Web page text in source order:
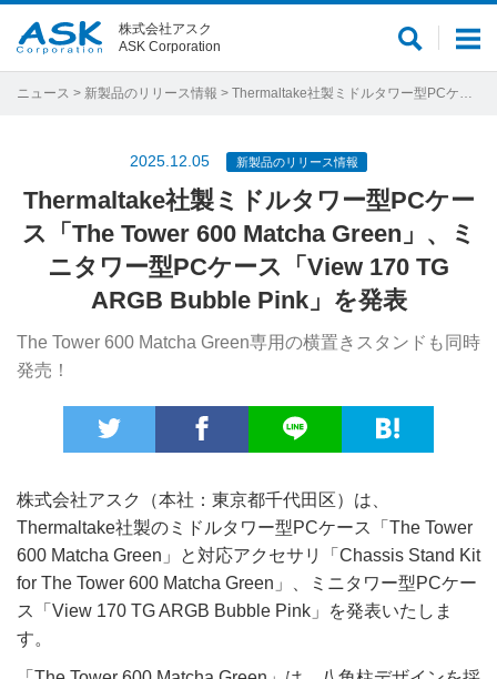
メ
ュ
サ
ト
株式会社アスク
ASK Corporation
ニュース > 新製品のリリース情報 > Thermaltake社製ミドルタワー型PCケース「The Tower 600 Matcha Green」、ミニタワー型PCケース「View 170 TG ARGB Bubble Pink」を発表
2025.12.05 新製品のリリース情報
Thermaltake社製ミドルタワー型PCケー
ス「The Tower 600 Matcha Green」、ミ
ニタワー型PCケース「View 170 TG
ARGB Bubble Pink」を発表
The Tower 600 Matcha Green専用の横置きスタンドも同時
発売！
株式会社アスク（本社：東京都千代田区）は、
Thermaltake社製のミドルタワー型PCケース「The Tower
600 Matcha Green」と対応アクセサリ「Chassis Stand Kit
for The Tower 600 Matcha Green」、ミニタワー型PCケー
ス「View 170 TG ARGB Bubble Pink」を発表いたしま
す。